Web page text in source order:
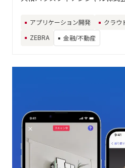
お気軽にお問い合
お問い合わせ
アプリケーション開発 クラウ
ZEBRA
金融/不動産